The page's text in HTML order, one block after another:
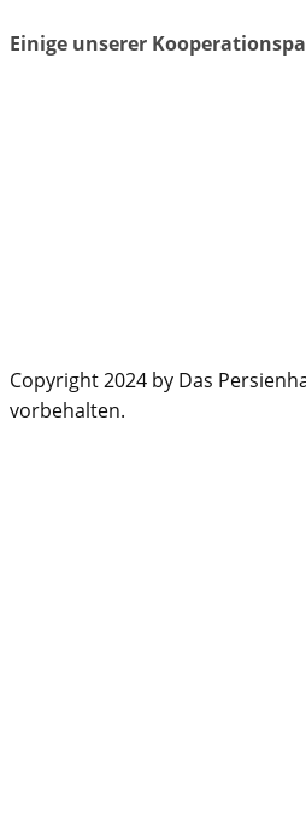
Einige unserer
Copyright 2024 by Das
vorbehalten.